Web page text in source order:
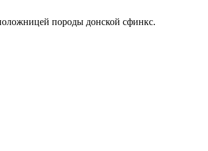
породы донской сфинкс.